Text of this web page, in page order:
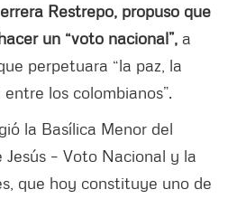
Restrepo, propuso que
un “voto nacional”, a
perpetuara “la paz, la
los colombianos”.
la Basílica Menor del
Jesús – Voto Nacional y la
que hoy constituye uno de